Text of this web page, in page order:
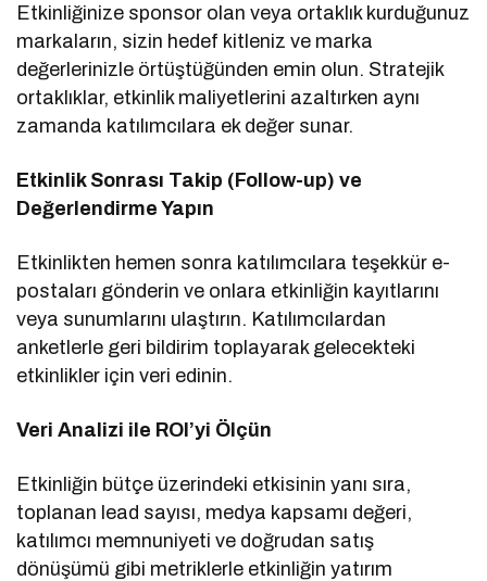
Etkinliğinize sponsor olan veya ortaklık kurduğunuz
markaların, sizin hedef kitleniz ve marka
değerlerinizle örtüştüğünden emin olun. Stratejik
ortaklıklar, etkinlik maliyetlerini azaltırken aynı
zamanda katılımcılara ek değer sunar.
Etkinlik Sonrası Takip (Follow-up) ve
Değerlendirme Yapın
Etkinlikten hemen sonra katılımcılara teşekkür e-
postaları gönderin ve onlara etkinliğin kayıtlarını
veya sunumlarını ulaştırın. Katılımcılardan
anketlerle geri bildirim toplayarak gelecekteki
etkinlikler için veri edinin.
Veri Analizi ile ROI’yi Ölçün
Etkinliğin bütçe üzerindeki etkisinin yanı sıra,
toplanan lead sayısı, medya kapsamı değeri,
katılımcı memnuniyeti ve doğrudan satış
dönüşümü gibi metriklerle etkinliğin yatırım